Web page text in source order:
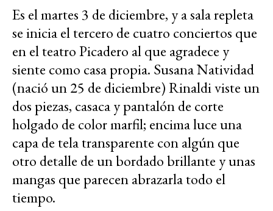
Es el martes 3 de diciembre, y a sala repleta
se inicia el tercero de cuatro conciertos que
en el teatro Picadero al que agradece y
siente como casa propia. Susana Natividad
(nació un 25 de diciembre) Rinaldi viste un
dos piezas, casaca y pantalón de corte
holgado de color marfil; encima luce una
capa de tela transparente con algún que
otro detalle de un bordado brillante y unas
mangas que parecen abrazarla todo el
tiempo.